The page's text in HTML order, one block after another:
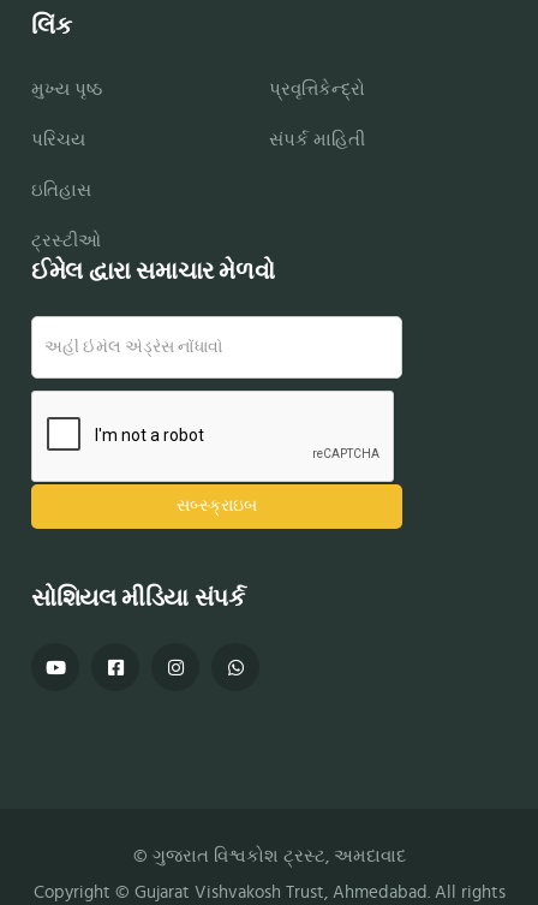
લિંક
મુખ્ય પૃષ્ઠ
પરિચય
ઇતિહાસ
ટ્રસ્ટીઓ
પ્રવૃત્તિકેન્દ્રો
સંપર્ક માહિતી
ઈમેલ દ્વારા સમાચાર મેળવો
સોશિયલ મીડિયા સંપર્ક
© ગુજરાત વિશ્વકોશ ટ્રસ્ટ, અમદાવાદ
Copyright © Gujarat Vishvakosh Trust, Ahmedabad. All rights